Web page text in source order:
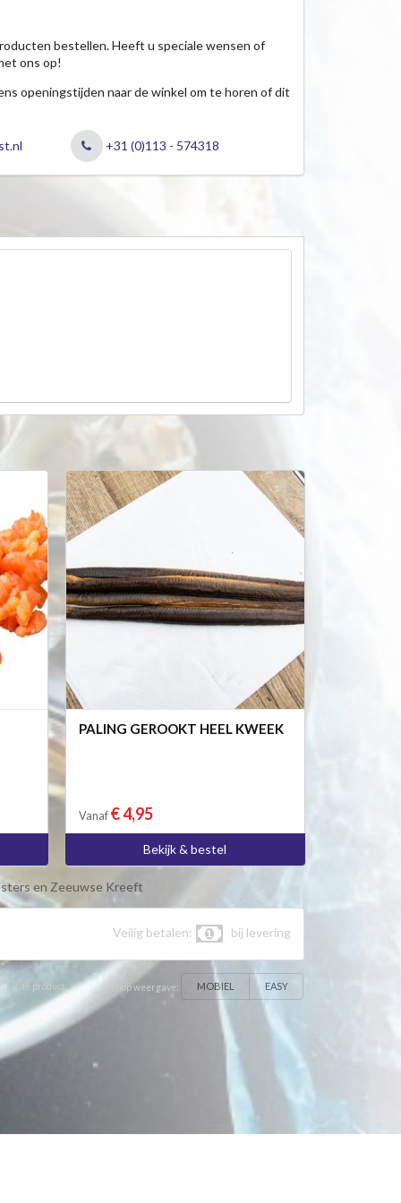
bestellen. Heeft u speciale wensen of
ons op!
openingstijden naar de winkel om te horen of dit
+31 (0)113 - 574318
PALING GEROOKT HEEL KWEEK
Vanaf € 4,95
Bekijk & bestel
en Zeeuwse Kreeft
Veilig betalen: bij levering
In-site product Shop weergave: MOBIEL EASY